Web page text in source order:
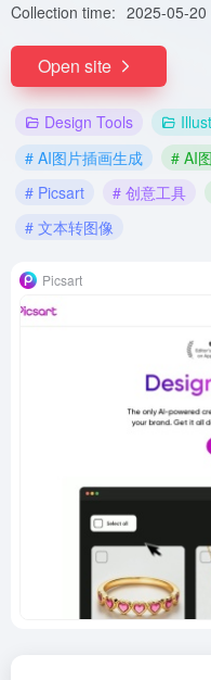
Collection time: 2025-05-20
Open site
Design Tools
# AI图片插画生成
# AI
# Picsart
# 创意工具
# 文本转图像
Picsart